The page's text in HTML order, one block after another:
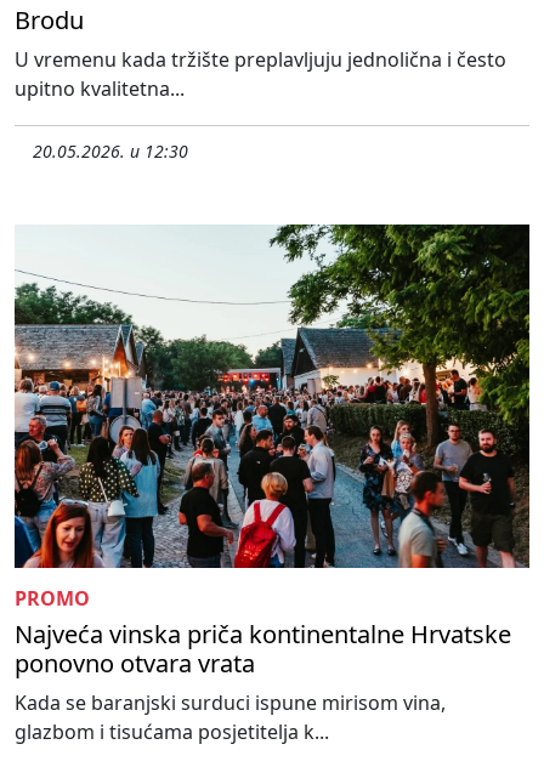
Brodu
U vremenu kada tržište preplavljuju jednolična i često
upitno kvalitetna...
20.05.2026. u 12:30
PROMO
Najveća vinska priča kontinentalne Hrvatske
ponovno otvara vrata
Kada se baranjski surduci ispune mirisom vina,
glazbom i tisućama posjetitelja k...